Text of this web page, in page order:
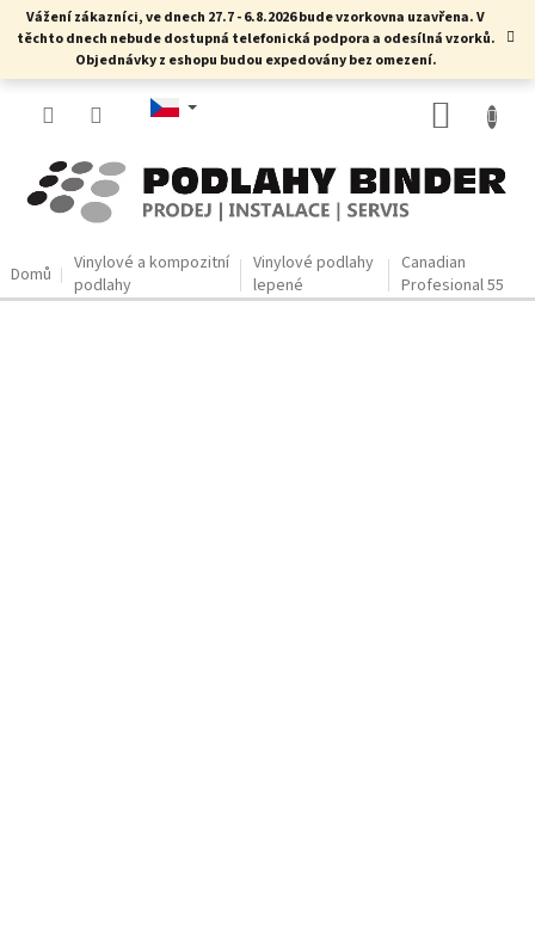
PřejítVážení zákazníci, ve dnech 27.7 - 6.8.2026 bude vzorkovna uzavřena. V
těchto dnech nebude dostupná telefonická podpora a odesílná vzorků.
Objednávky z eshopu budou expedovány bez omezení.
Domů
Vinylové a kompozitní
podlahy
Vinylové podlahy
lepené
Canadian
Profesional 55